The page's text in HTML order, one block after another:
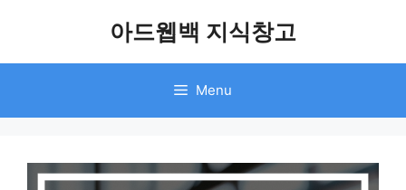
아드웹백 지식창고
Menu